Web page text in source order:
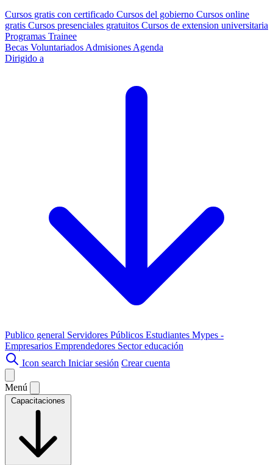
Cursos gratis con certificado Cursos del gobierno Cursos online
gratis Cursos presenciales gratuitos Cursos de extension universitaria
Programas Trainee
Becas Voluntariados Admisiones Agenda
Dirigido a
Publico general Servidores Públicos Estudiantes Mypes -
Empresarios Emprendedores Sector educación
Icon search Iniciar sesión Crear cuenta
Menú
Capacitaciones